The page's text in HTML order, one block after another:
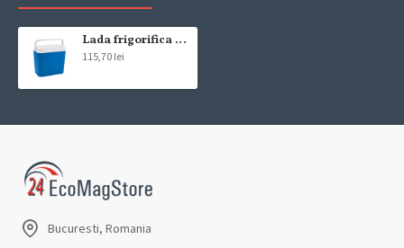
pana in ora 12:00 de luni pana vineri. In cazul in care comanda a fost
facuta dupa ora 12:00, sambata sau duminica ne angajam sa
trimitem comanda in prima zi lucratoare.
termen aproximativ de livrare, in functie de urgenta ta
In cazul aparitiei unor intarzieri, vei fi instiintat prin email.
Produsele sunt livrate la adresa specificata de tine ca adresa de
Lada frigorifica Albastru Atlantic 24l
115,70 lei
Bucuresti, Romania